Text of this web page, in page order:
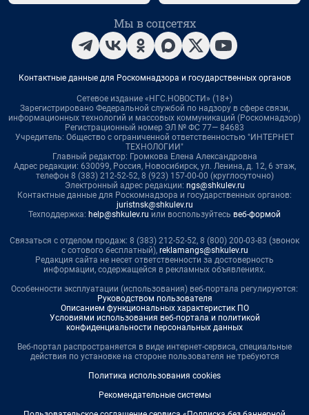
Мы в соцсетях
Контактные данные для Роскомнадзора и государственных органов
Сетевое издание «НГС.НОВОСТИ» (18+)
Зарегистрировано Федеральной службой по надзору в сфере связи,
информационных технологий и массовых коммуникаций (Роскомнадзор)
Регистрационный номер ЭЛ № ФС 77— 84683
Учредитель: Общество с ограниченной ответственностью "ИНТЕРНЕТ
ТЕХНОЛОГИИ"
Главный редактор: Громкова Елена Александровна
Адрес редакции: 630099, Россия, Новосибирск, ул. Ленина, д. 12, 6 этаж,
телефон 8 (383) 212-52-52, 8 (923) 157-00-00 (круглосуточно)
Электронный адрес редакции: ngs@shkulev.ru
Контактные данные для Роскомнадзора и государственных органов:
juristnsk@shkulev.ru
Техподдержка: help@shkulev.ru или воспользуйтесь веб-формой
Связаться с отделом продаж: 8 (383) 212-52-52, 8 (800) 200-03-83 (звонок
с сотового бесплатный), reklamangs@shkulev.ru
Редакция сайта не несет ответственности за достоверность
информации, содержащейся в рекламных объявлениях.
Особенности эксплуатации (использования) веб-портала регулируются:
Руководством пользователя
Описанием функциональных характеристик ПО
Условиями использования веб-портала и политикой
конфиденциальности персональных данных
Веб-портал распространяется в виде интернет-сервиса, специальные
действия по установке на стороне пользователя не требуются
Политика использования cookies
Рекомендательные системы